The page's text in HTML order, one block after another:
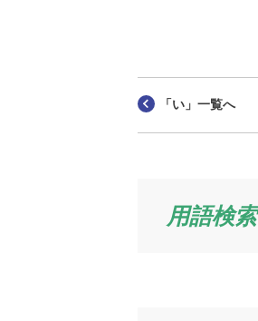
「い」一覧へ
用語検索